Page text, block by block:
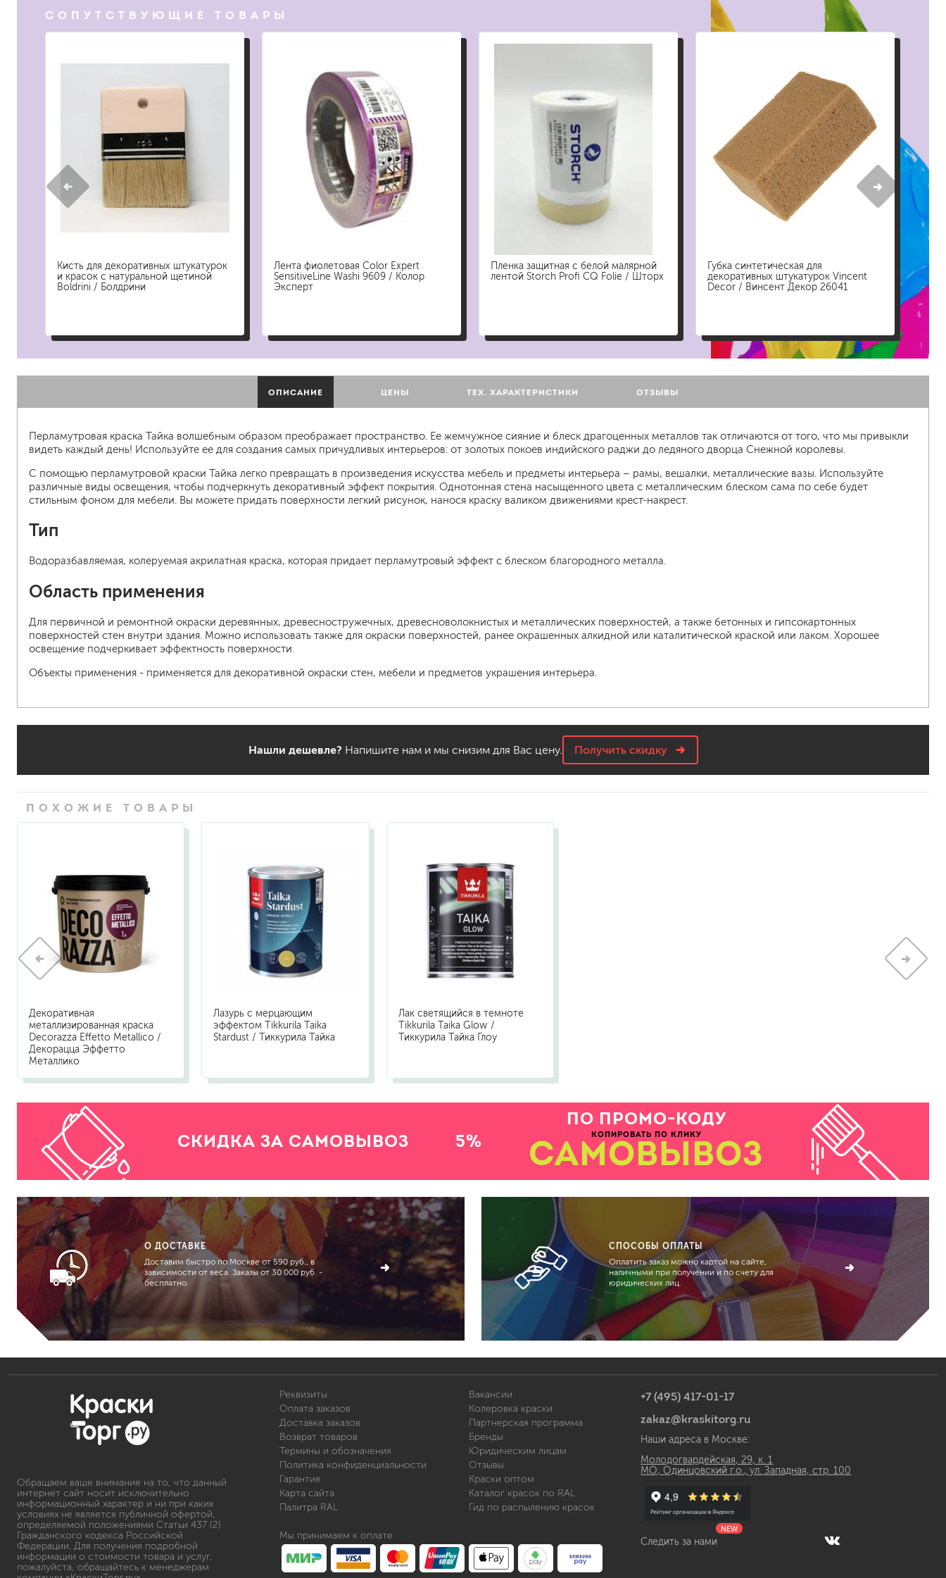
растворители, уайт-спирит, ацетон
преобразователи ржавчины
средства от высолов и цемента
средства для снятия обоев
смывка для эпоксидной затирки
профессиональная
жидкие гвозди
для обоев
эпоксидные
клеи-геметики
гидроизоляция
Клей для плитки
смеси для монтажа теплоизоляции
добавки в растворы
для комплексной уборки помещений
для мытья и ухода за полами
для сантехники
для стирки и ухода за тканями
дезинфицирующие средства
аэрозольные смазки
очистители двигателя
очистители тормозов
краски для штукатурки
эмали для металла
грунтовки
пропитки для древесины
противогололедный реагент
СОПУТСТВУЮЩИЕ ТОВАРЫ
Кисть для декоративных штукатурок
и красок с натуральной щетиной
Boldrini / Болдрини
Лента фиолетовая Color Expert
SensitiveLine Washi 9609 / Колор
Эксперт
Пленка защитная с белой малярной
лентой Storch Profi CQ Folie / Шторх
Губка синтетическая для
декоративных штукатурок Vincent
Decor / Винсент Декор 26041
ОПИСАНИЕ ЦЕНЫ ТЕХ. ХАРАКТЕРИСТИКИ ОТЗЫВЫ
Перламутровая краска Тайка волшебным образом преображает пространство. Ее жемчужное сияние и блеск драгоценных металлов так отличаются от того, что мы привыкли
видеть каждый день! Используйте ее для создания самых причудливых интерьеров: от золотых покоев индийского раджи до ледяного дворца Снежной королевы.
С помощью перламутровой краски Тайка легко превращать в произведения искусства мебель и предметы интерьера – рамы, вешалки, металлические вазы. Используйте
различные виды освещения, чтобы подчеркнуть декоративный эффект покрытия. Однотонная стена насыщенного цвета с металлическим блеском сама по себе будет
стильным фоном для мебели. Вы можете придать поверхности легкий рисунок, нанося краску валиком движениями крест-накрест.
Тип
Водоразбавляемая, колеруемая акрилатная краска, которая придает перламутровый эффект с блеском благородного металла.
Область применения
Для первичной и ремонтной окраски деревянных, древесностружечных, древесноволокнистых и металлических поверхностей, а также бетонных и гипсокартонных
поверхностей стен внутри здания. Можно использовать также для окраски поверхностей, ранее окрашенных алкидной или каталитической краской или лаком. Хорошее
освещение подчеркивает эффектность поверхности.
Объекты применения - применяется для декоративной окраски стен, мебели и предметов украшения интерьера.
Нашли дешевле? Напишите нам и мы снизим для Вас цену. Получить скидку
ПОХОЖИЕ ТОВАРЫ
Декоративная
металлизированная краска
Decorazza Effetto Metallico /
Декорацца Эффетто
Металлико
Лазурь с мерцающим
эффектом Tikkurila Taika
Stardust / Тиккурила Тайка
Лак светящийся в темноте
Tikkurila Taika Glow /
Тиккурила Тайка Глоу
СКИДКА ЗА САМОВЫВОЗ 5%
ПО ПРОМО-КОДУ
КОПИРОВАТЬ ПО КЛИКУ
САМОВЫВОЗ
О ДОСТАВКЕ
Доставим быстро по Москве от 590 руб., в
зависимости от веса. Заказы от 30 000 руб. -
бесплатно.
СПОСОБЫ ОПЛАТЫ
Оплатить заказ можно картой на сайте,
наличными при получении и по счету для
юридических лиц.
Обращаем ваше внимание на то, что данный
интернет сайт носит исключительно
информационный характер и ни при каких
условиях не является публичной офертой,
определяемой положениями Статьи 437 (2)
Гражданского кодекса Российской
Федерации. Для получения подробной
информации о стоимости товара и услуг,
пожалуйста, обращайтесь к менеджерам
Реквизиты
Оплата заказов
Доставка заказов
Возврат товаров
Термины и обозначения
Политика конфиденциальности
Гарантия
Карта сайта
Палитра RAL
Вакансии
Колеровка краски
Партнерская программа
Бренды
Юридическим лицам
Отзывы
Краски оптом
Каталог красок по RAL
Гид по распылению красок
Мы принимаем к оплате
+7 (495) 417-01-17
zakaz@kraskitorg.ru
Наши адреса в Москве:
Молодогвардейская, 29, к. 1
МО, Одинцовский г.о., ул. Западная, стр. 100
Следить за нами
NEW